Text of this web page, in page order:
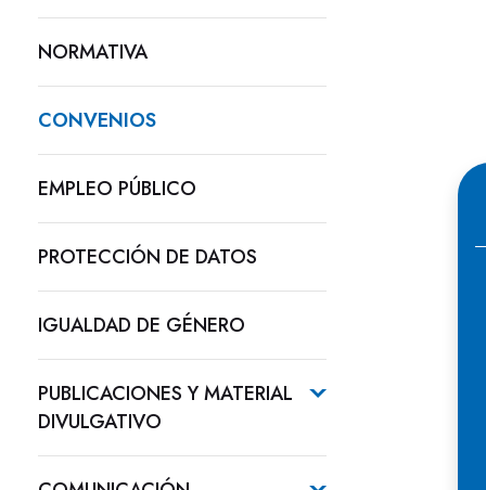
NORMATIVA
CONVENIOS
EMPLEO PÚBLICO
PROTECCIÓN DE DATOS
IGUALDAD DE GÉNERO
PUBLICACIONES Y MATERIAL
DIVULGATIVO